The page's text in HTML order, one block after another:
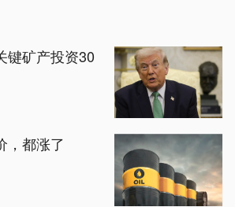
键矿产投资30
，都涨了